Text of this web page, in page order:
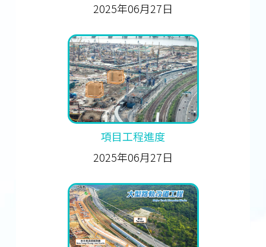
2025年06月27日
項目工程進度
2025年06月27日